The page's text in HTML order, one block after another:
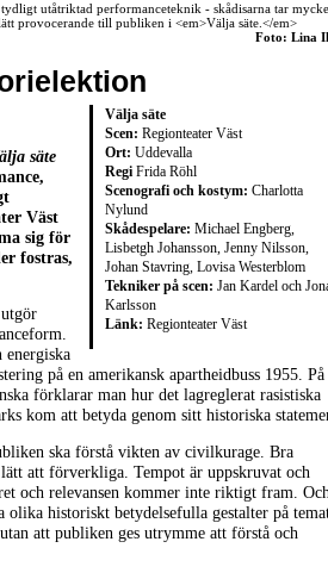
utåtriktad performanceteknik - skådisarna tar
provocerande till publiken i <em>Välja säte.</em>
Foto: Lina
Välja säte
Scen: Regionteater Väst
Ort: Uddevalla
Regi Frida Röhl
Scenografi och kostym: Charlotta
Nylund
Skådespelare: Michael Engberg,
Lisbetgh Johansson, Jenny Nilsson,
Johan Stavring, Lovisa Westerblom
Tekniker på scen: Jan Kardel och
Karlsson
Länk: Regionteater Väst
säte
Väst
sig för
fostras,
utgör
energiska
på en amerikansk apartheidbuss 1955. På
förklarar man hur det lagreglerat rasistiska
kom att betyda genom sitt historiska
ska förstå vikten av civilkurage. Bra
att förverkliga. Tempot är uppskruvat och
och relevansen kommer inte riktigt fram.
historiskt betydelsefulla gestalter på
att publiken ges utrymme att förstå och